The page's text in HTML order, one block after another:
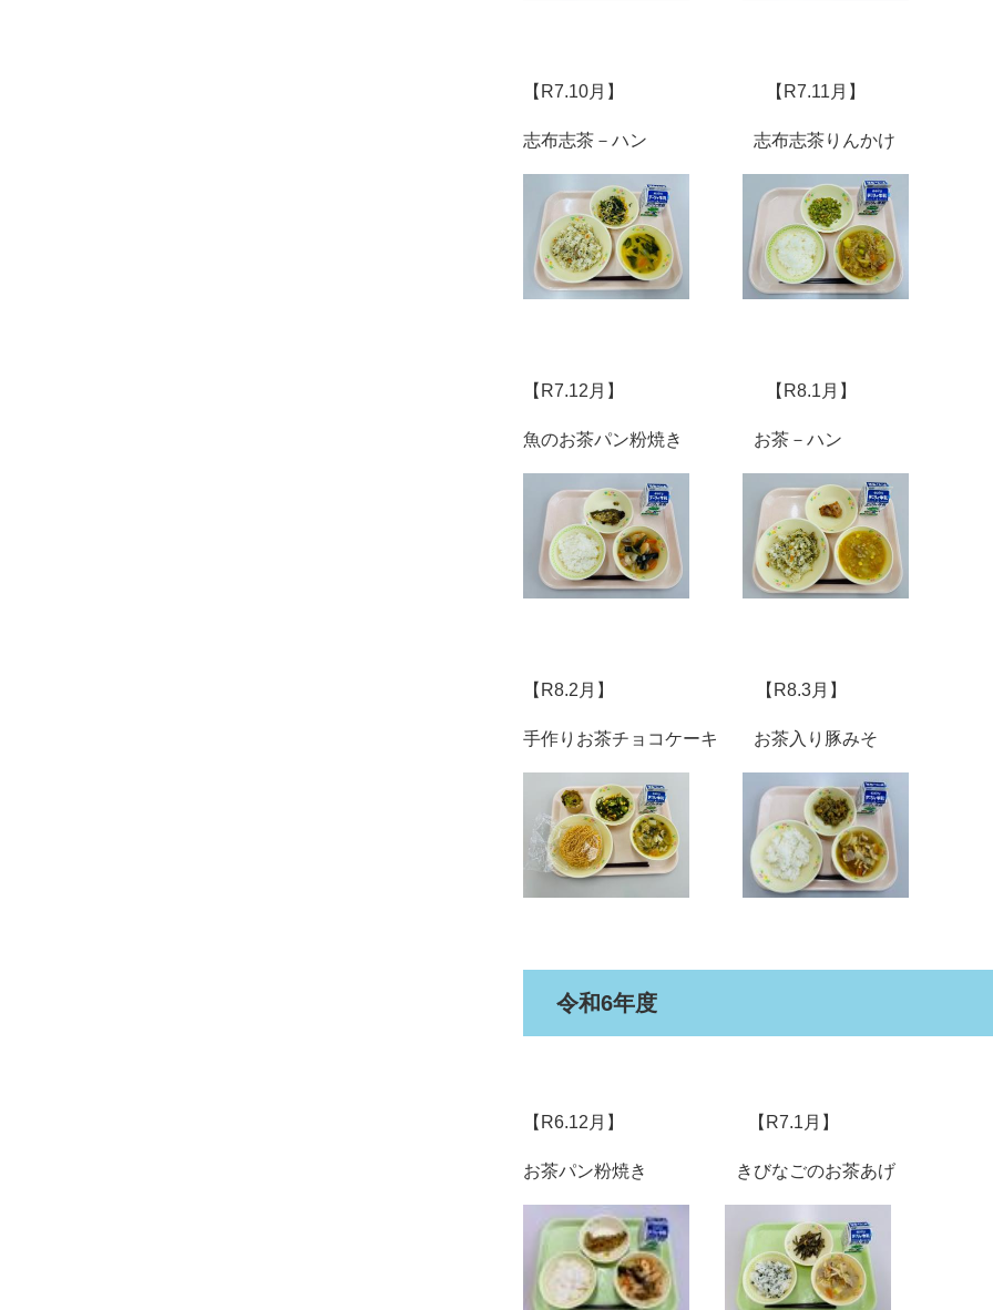
【R7.10月】 【R7.11月】
志布志茶－ハン 志布志茶りんかけ
【R7.12月】 【R8.1月】
魚のお茶パン粉焼き お茶－ハン
【R8.2月】 【R8.3月】
手作りお茶チョコケーキ お茶入り豚みそ
令和6年度
【R6.12月】 【R7.1月】
​お茶パン粉焼き きびなごのお茶あげ